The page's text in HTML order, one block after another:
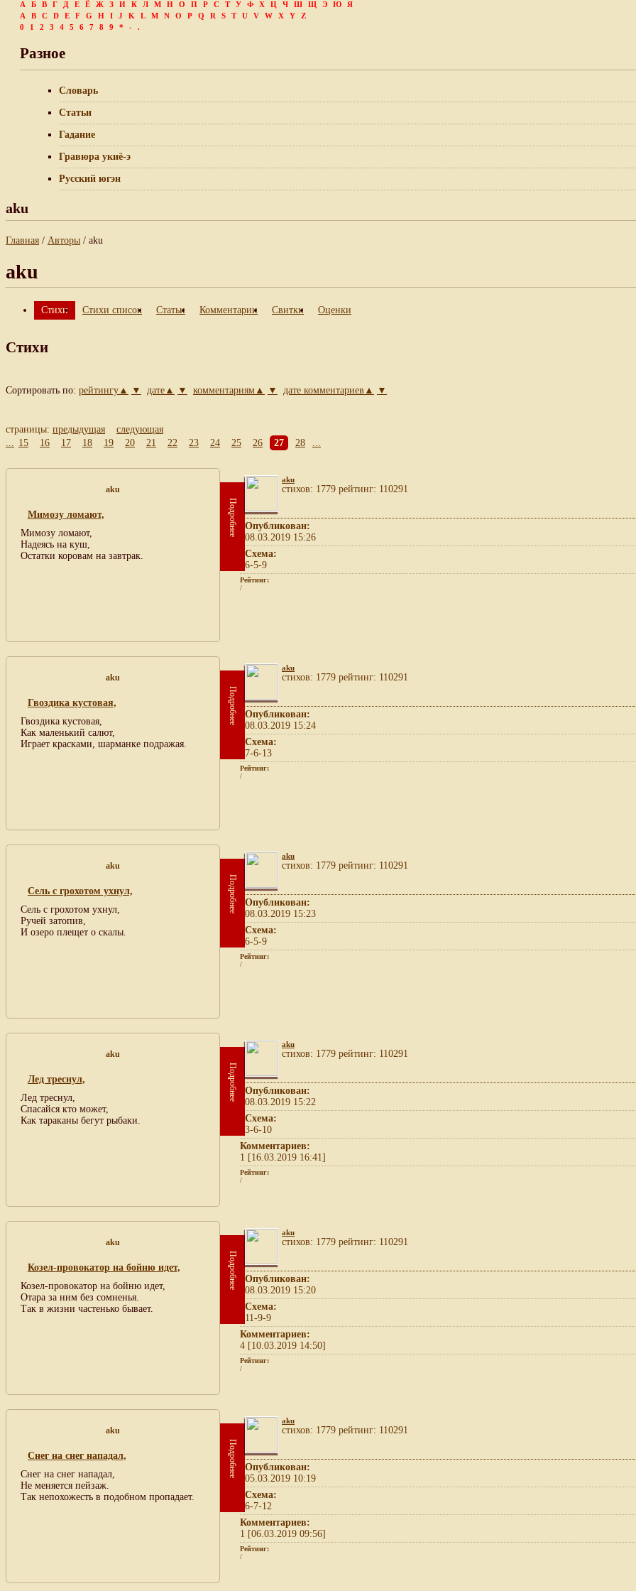
А Б В Г Д Е Ё Ж З И К Л М Н О П Р С Т У Ф Х Ц Ч Ш Щ Э Ю
Я
A
B C D E F G H I J K L M N O P Q R S T U V W X Y
Z
0
1 2 3 4 5 6 7 8 9 * - .
Разное
Словарь
Статьи
Гадание
Гравюра укиё-э
Русский югэн
aku
Главная / Авторы / aku
aku
Стихи Стихи список Статьи Комментарии Свитки Оценки
Стихи
Сортировать по: рейтингу▲ ▼ дате▲ ▼ комментариям▲ ▼ дате комментариев▲ ▼
страницы: предыдущая
следующая
15 16 17 18 19 20 21 22 23 24 25 26 27 28
aku
Мимозу ломают,
Мимозу ломают,
Надеясь на куш,
Остатки коровам на завтрак.
Подробнее
aku
cтихов: 1779 рейтинг: 110291
Опубликован:
08.03.2019 15:26
Схема:
6-5-9
Рейтинг:
/
aku
Гвоздика кустовая,
Гвоздика кустовая,
Как маленький салют,
Играет красками, шарманке подражая.
Подробнее
aku
cтихов: 1779 рейтинг: 110291
Опубликован:
08.03.2019 15:24
Схема:
7-6-13
Рейтинг:
/
aku
Сель с грохотом ухнул,
Сель с грохотом ухнул,
Ручей затопив,
И озеро плещет о скалы.
Подробнее
aku
cтихов: 1779 рейтинг: 110291
Опубликован:
08.03.2019 15:23
Схема:
6-5-9
Рейтинг:
/
aku
Лед треснул,
Лед треснул,
Спасайся кто может,
Как тараканы бегут рыбаки.
Подробнее
aku
cтихов: 1779 рейтинг: 110291
Опубликован:
08.03.2019 15:22
Схема:
3-6-10
Комментариев:
1 [16.03.2019 16:41]
Рейтинг:
/
aku
Козел-провокатор на бойню идет,
Козел-провокатор на бойню идет,
Отара за ним без сомненья.
Так в жизни частенько бывает.
Подробнее
aku
cтихов: 1779 рейтинг: 110291
Опубликован:
08.03.2019 15:20
Схема:
11-9-9
Комментариев:
4 [10.03.2019 14:50]
Рейтинг:
/
aku
Снег на снег нападал,
Снег на снег нападал,
Не меняется пейзаж.
Так непохожесть в подобном пропадает.
Подробнее
aku
cтихов: 1779 рейтинг: 110291
Опубликован:
05.03.2019 10:19
Схема:
6-7-12
Комментариев:
1 [06.03.2019 09:56]
Рейтинг:
/